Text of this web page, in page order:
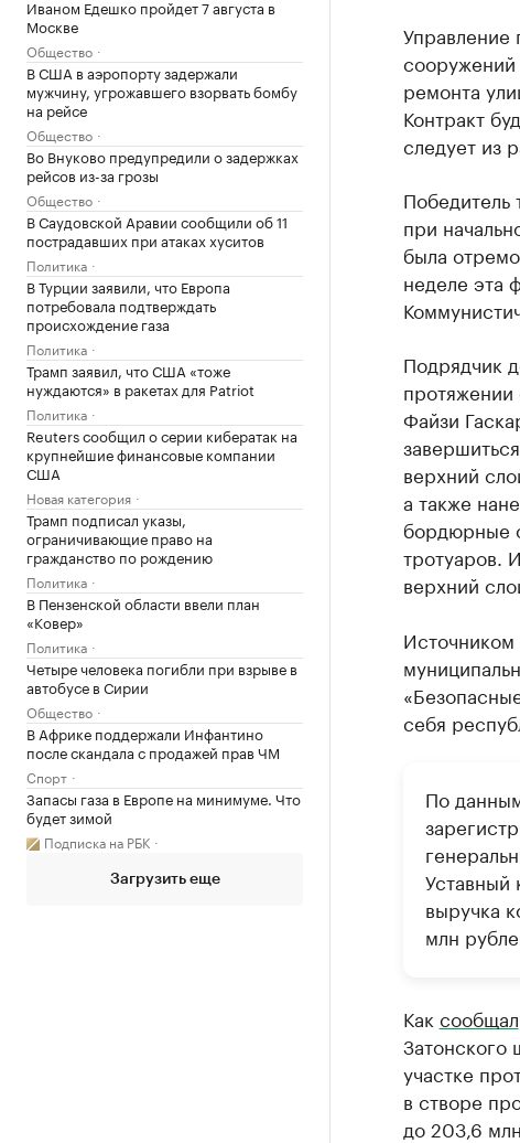
Иваном Едешко пройдет 7 августа в
Москве
Общество
В США в аэропорту задержали
мужчину, угрожавшего взорвать бомбу
на рейсе
Общество
Во Внуково предупредили о задержках
рейсов из-за грозы
Общество
В Саудовской Аравии сообщили об 11
пострадавших при атаках хуситов
Политика
В Турции заявили, что Европа
потребовала подтверждать
происхождение газа
Политика
Трамп заявил, что США «тоже
нуждаются» в ракетах для Patriot
Политика
Reuters сообщил о серии кибератак на
крупнейшие финансовые компании
США
Новая категория
Трамп подписал указы,
ограничивающие право на
гражданство по рождению
Политика
В Пензенской области ввели план
«Ковер»
Политика
Четыре человека погибли при взрыве в
автобусе в Сирии
Общество
В Африке поддержали Инфантино
после скандала с продажей прав ЧМ
Спорт
Запасы газа в Европе на минимуме. Что
будет зимой
Подписка на РБК
Загрузить еще
Управление
ремонта
Контракт
следует из
Победитель
при
была
неделе эта
Подрядчик
Файзи
верхний
а также
бордюрные
тротуаров.
верхний
Источником
себя
По
Уставный
выручка
млн
Как сообщал
участке
в створе
до 203,6